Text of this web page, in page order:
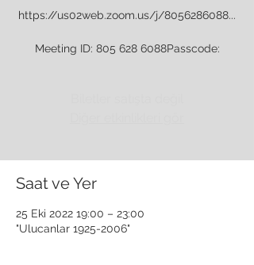
https://us02web.zoom.us/j/8056286088...
Meeting ID: 805 628 6088Passcode:
Saat ve Yer
25 Eki 2022 19:00 – 23:00
"Ulucanlar 1925-2006"